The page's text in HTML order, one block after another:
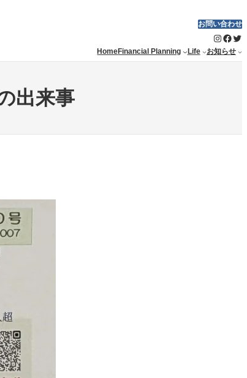
お問い合わせ
Instagram Facebook Twitter
HomeFinancial Planning Life お知らせ
出来事